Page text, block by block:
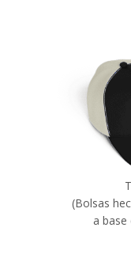
(Bolsas
a base